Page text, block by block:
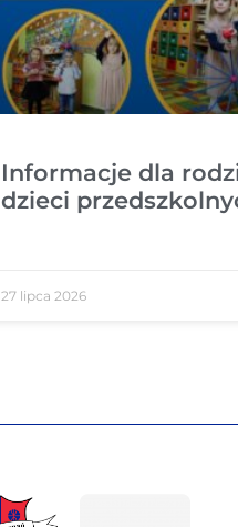
Informacje dla
dzieci
27 lipca 2026